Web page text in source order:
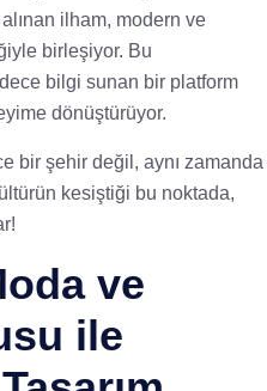
ilham, modern ve
birleşiyor. Bu
bilgi sunan bir platform
dönüştürüyor.
bir şehir değil, aynı zamanda
kesiştiği bu noktada,
ve
ile